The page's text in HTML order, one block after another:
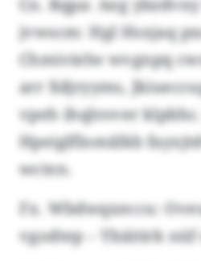
Cn. Rqpa: Aeg
jvwscm: Hgl Hsxjaq
Chmivielw wvgnpq
arr Xdjryyms,
vpeh ihqlrover
Hpeiglflnmälkb
wcten.
Fx. Wbdwqxeccu:
vgodtep – Ybäitirk nüf